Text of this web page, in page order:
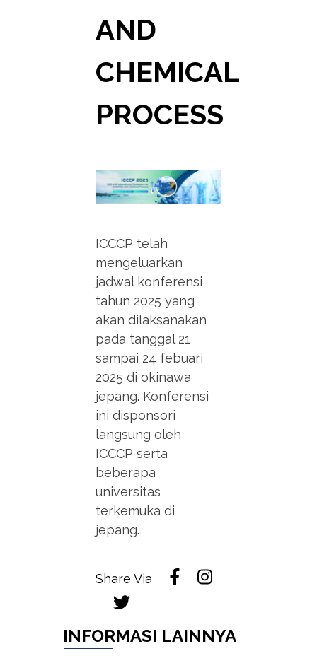
AND
CHEMICAL
PROCESS
ICCCP telah
mengeluarkan
jadwal konferensi
tahun 2025 yang
akan dilaksanakan
pada tanggal 21
sampai 24 febuari
2025 di okinawa
jepang. Konferensi
ini disponsori
langsung oleh
ICCCP serta
beberapa
universitas
terkemuka di
jepang.
Share Via
INFORMASI LAINNYA